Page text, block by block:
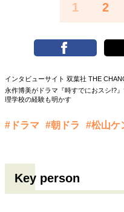
1 2
インタビューサイト 双葉社 THE
永作博美がドラマ『時すでにおスシ!?
理学校の経験も明かす
#ドラマ #朝ドラ #松山ケ
Key person